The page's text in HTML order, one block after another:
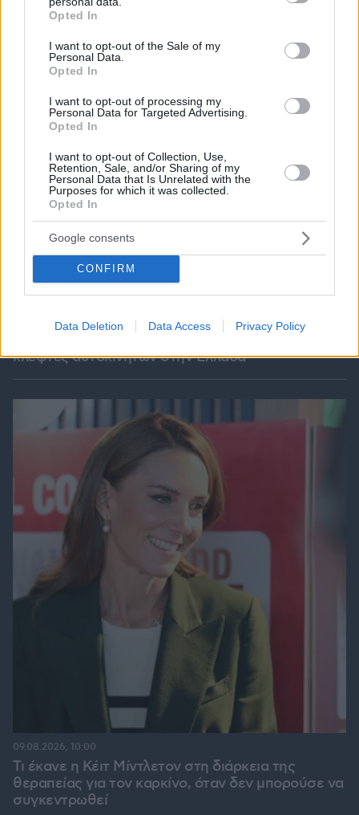
grant or deny consent to Google and its third-party tags to
use your data for below specified purposes in below Google
consent section.
Opted In
I want to opt-out of the Sale of my
Personal Data.
Opted In
I want to opt-out of processing my
Personal Data for Targeted Advertising.
Opted In
I want to opt-out of Collection, Use,
Retention, Sale, and/or Sharing of my
Personal Data that Is Unrelated with the
Purposes for which it was collected.
Opted In
Google consents
CONFIRM
Data Deletion Data Access Privacy Policy
κλέφτες αυτοκινήτων στην Ελλάδα
09.08.2026, 07:29
Τι έκανε η Κέιτ Μίντλετον στη διάρκεια της
θεραπείας για τον καρκίνο, όταν δεν μπορούσε να
συγκεντρωθεί
09.08.2026, 10:00